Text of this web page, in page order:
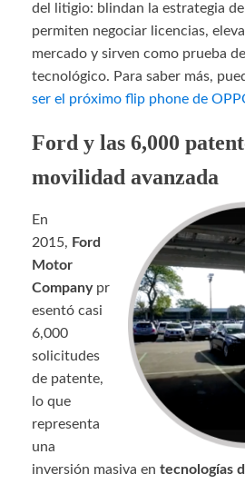
del litigio: blindan la estrategia
permiten negociar licencias,
mercado y sirven como prueba
tecnológico. Para saber más,
ser el próximo flip phone de
Ford y las 6,000
movilidad avanzada
En
2015, Ford
Motor
Companypr
esentó casi
6,000
solicitudes
de patente,
lo que
representa
una
inversión masiva en tecnologías